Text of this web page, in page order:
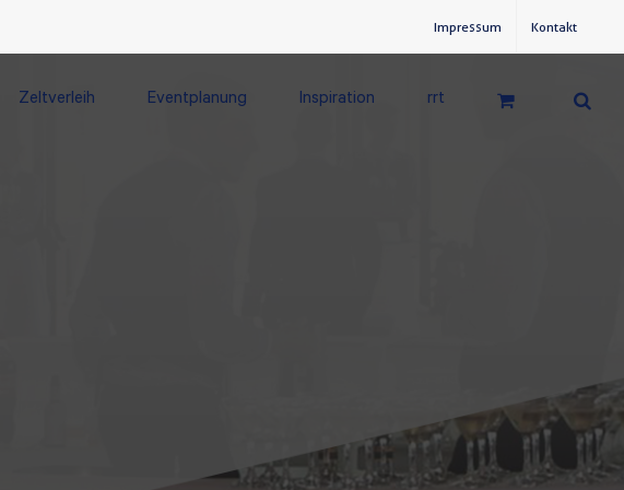
Impressum Kontakt
Zeltverleih Eventplanung Inspiration rrt